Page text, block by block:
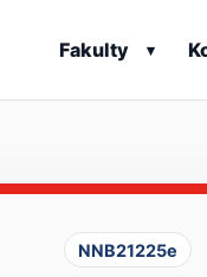
Fakulty ▾
NNB21225e